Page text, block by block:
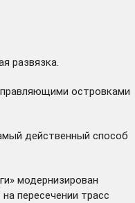
развязка.
островками
действенный способ
модернизирован
пересечении трасс